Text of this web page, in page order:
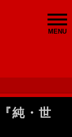
MENU
純・世